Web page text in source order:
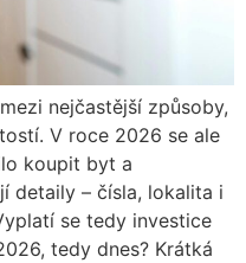
nejčastější způsoby,
V roce 2026 se ale
koupit byt a
detaily – čísla, lokalita i
se tedy investice
tedy dnes? Krátká